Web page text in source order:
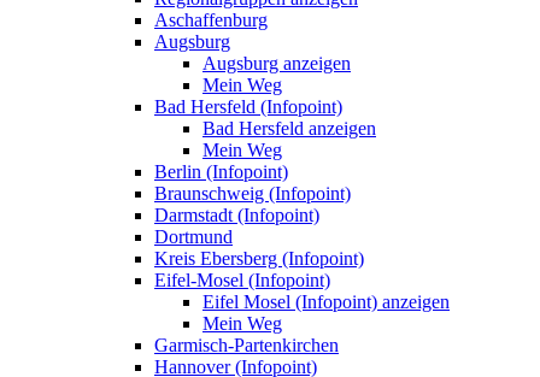
Aschaffenburg
Augsburg
Augsburg anzeigen
Mein Weg
Bad Hersfeld (Infopoint)
Bad Hersfeld anzeigen
Mein Weg
Berlin (Infopoint)
Braunschweig (Infopoint)
Darmstadt (Infopoint)
Dortmund
Kreis Ebersberg (Infopoint)
Eifel-Mosel (Infopoint)
Eifel Mosel (Infopoint) anzeigen
Mein Weg
Garmisch-Partenkirchen
Hannover (Infopoint)